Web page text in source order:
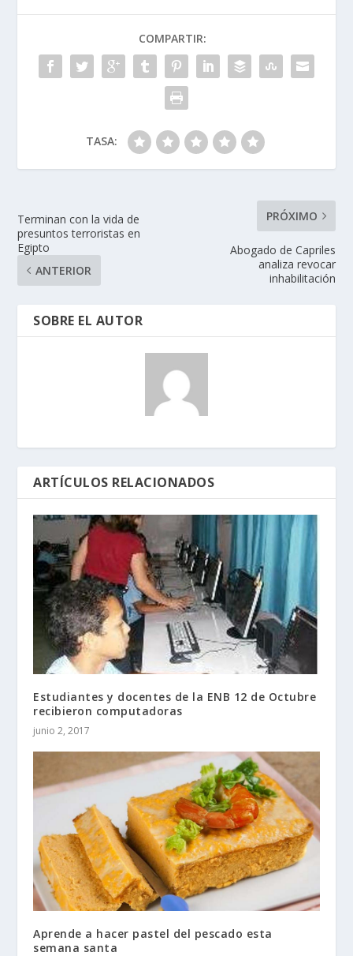
COMPARTIR:
TASA:
Terminan con la vida de
presuntos terroristas en
Egipto
ANTERIOR
PRÓXIMO
Abogado de Capriles
analiza revocar
inhabilitación
SOBRE EL AUTOR
ARTÍCULOS RELACIONADOS
Estudiantes y docentes de la ENB 12 de Octubre
recibieron computadoras
junio 2, 2017
Aprende a hacer pastel del pescado esta
semana santa